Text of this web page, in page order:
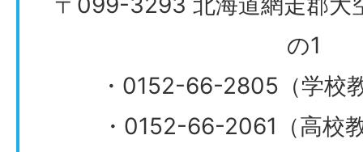
の1
・0152-66-2805（学校
・0152-66-2061（高校